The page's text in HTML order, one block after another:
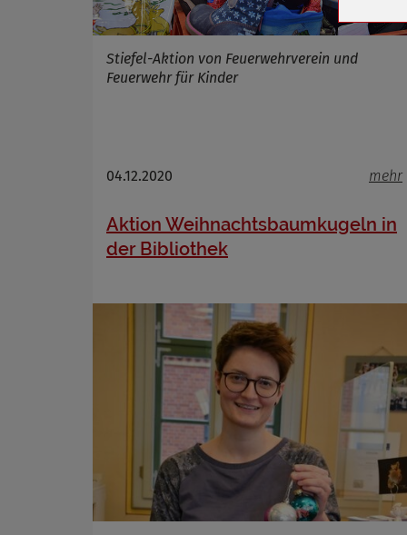
Stiefel-Aktion von Feuerwehrverein und
Feuerwehr für Kinder
04.12.2020 mehr
Aktion Weihnachtsbaumkugeln in
der Bibliothek
Cookie
Cookie